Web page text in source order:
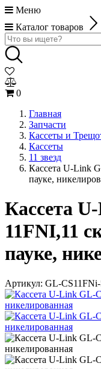
Меню
Каталог товаров
0
Главная
Запчасти
Кассеты и
Кассеты
11 звезд
Кассета U-Link
пауке,
Кассета
11FNI,11
пауке,
Артикул: GL-